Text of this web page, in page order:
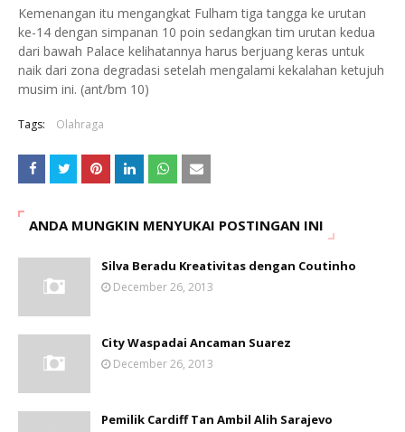
Kemenangan itu mengangkat Fulham tiga tangga ke urutan
ke-14 dengan simpanan 10 poin sedangkan tim urutan kedua
dari bawah Palace kelihatannya harus berjuang keras untuk
naik dari zona degradasi setelah mengalami kekalahan ketujuh
musim ini. (ant/bm 10)
Tags: Olahraga
ANDA MUNGKIN MENYUKAI POSTINGAN INI
Silva Beradu Kreativitas dengan Coutinho
December 26, 2013
City Waspadai Ancaman Suarez
December 26, 2013
Pemilik Cardiff Tan Ambil Alih Sarajevo